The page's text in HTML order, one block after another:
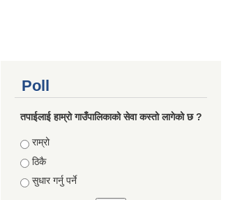
Poll
तपाईलाई हाम्राे गाउँपालिकाको सेवा कस्तो लागेको छ ?
Choices
राम्रो
ठिकै
सुधार गर्नु पर्ने